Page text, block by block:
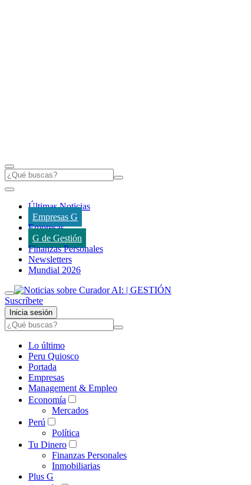
Últimas Noticias
Empresas G
Empresas
G de Gestión
Finanzas Personales
Newsletters
Mundial 2026
Suscríbete
Inicia sesión
Lo último
Peru Quiosco
Portada
Empresas
Management & Empleo
Economía
Mercados
Perú
Política
Tu Dinero
Finanzas Personales
Inmobiliarias
Plus G